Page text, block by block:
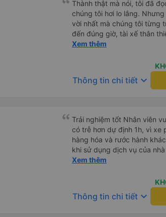
nào, &quot;B Bạn bị sao
bạn vậy?&quot; Bây giờ là
bằng xe bu lông
tôi quá ngu ngốc. Tôi vẫn
nếu không có tài xế... Cảm
Thành thật mà nói, tôi đã
chúng tôi hơi lo lắng.
vời nhất mà chúng tôi từng
đến đúng giờ, tài xế thân
vẫn hơi xóc, nhưng đó là
Xem thêm
Thông tin chi tiết keyboard_arrow_down
Trải nghiệm tốt Nhân viên
có trễ hơn dự định 1h, vì xe
hàng hóa và rước hành
khi sử dụng dịch vụ của
thiệu cho người thân sử
Xem thêm
Thông tin chi tiết keyboard_arrow_down